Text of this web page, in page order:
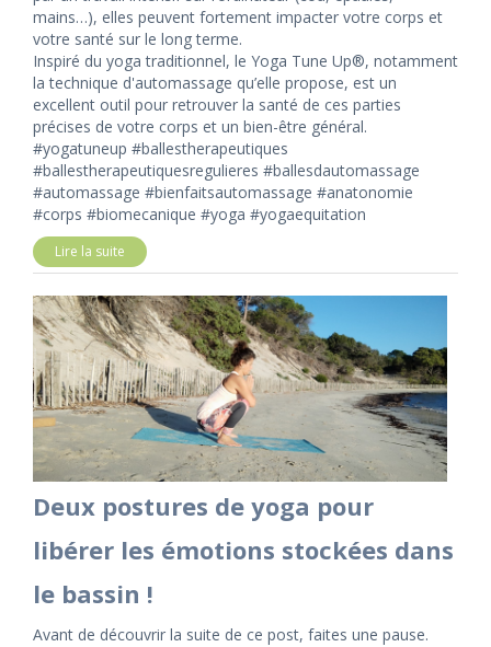
mains…), elles peuvent fortement impacter votre corps et
votre santé sur le long terme.
Inspiré du yoga traditionnel, le Yoga Tune Up®, notamment
la technique d'automassage qu’elle propose, est un
excellent outil pour retrouver la santé de ces parties
précises de votre corps et un bien-être général.
#yogatuneup #ballestherapeutiques
#ballestherapeutiquesregulieres #ballesdautomassage
#automassage #bienfaitsautomassage #anatonomie
#corps #biomecanique #yoga #yogaequitation
Lire la suite
Deux postures de yoga pour
libérer les émotions stockées dans
le bassin !
Avant de découvrir la suite de ce post, faites une pause.